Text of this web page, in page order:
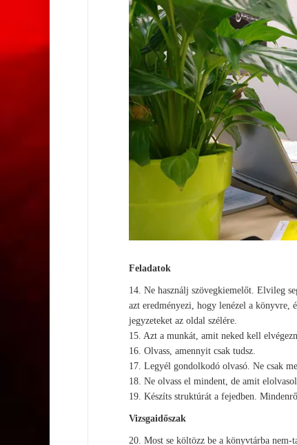
Feladatok
14. Ne használj szövegkiemelőt. Elvileg
azt eredményezi, hogy lenézel a könyvre,
jegyzeteket az oldal szélére.
15. Azt a munkát, amit neked kell
16. Olvass, amennyit csak tudsz.
17. Legyél gondolkodó olvasó. Ne csak
18. Ne olvass el mindent, de amit
19. Készíts struktúrát a fejedben.
Vizsgaidőszak
20. Most se költözz be a könyvtárba nem-